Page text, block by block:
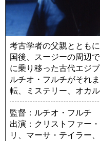
考古学者の父親ととも
国後、スージーの周辺
に乗り移った古代エジ
ルチオ・フルチがそれ
転、ミステリー、オカ
監督：ルチオ・フルチ
出演：クリストファー
リ、マーサ・テイラー